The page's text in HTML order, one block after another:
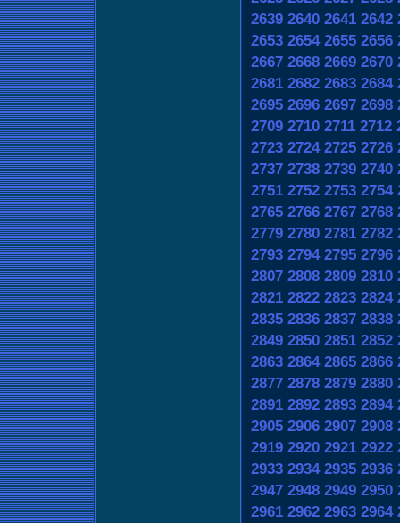
2639 2640 2641 2642
2653 2654 2655 2656
2667 2668 2669 2670
2681 2682 2683 2684
2695 2696 2697 2698
2709 2710 2711 2712
2723 2724 2725 2726
2737 2738 2739 2740
2751 2752 2753 2754
2765 2766 2767 2768
2779 2780 2781 2782
2793 2794 2795 2796
2807 2808 2809 2810
2821 2822 2823 2824
2835 2836 2837 2838
2849 2850 2851 2852
2863 2864 2865 2866
2877 2878 2879 2880
2891 2892 2893 2894
2905 2906 2907 2908
2919 2920 2921 2922
2933 2934 2935 2936
2947 2948 2949 2950
2961 2962 2963 2964